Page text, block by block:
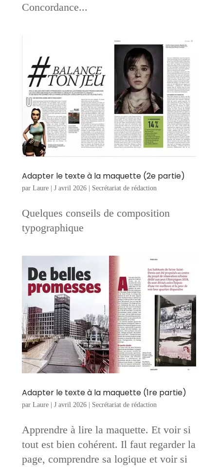
Concordance...
Adapter le texte à la maquette (2e partie)
par Laure| J avril 2026| Secrétariat de rédaction
Quelques conseils de composition
typographique
Adapter le texte à la maquette (1re partie)
par Laure| J avril 2026| Secrétariat de rédaction
Apprendre à lire la maquette. Et voir si
tout est bien cohérent. Il faut regarder la
page, comprendre sa logique et voir si